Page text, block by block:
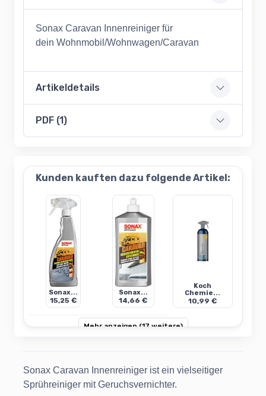
Sonax Caravan Innenreiniger für
dein Wohnmobil/Wohnwagen/Caravan
Artikeldetails
PDF (1)
Kunden kauften dazu folgende Artikel:
Sonax...
15,25 €
Sonax...
14,66 €
Koch
Chemie...
10,99 €
Mehr anzeigen (17 weitere)
Sonax Caravan Innenreiniger ist ein vielseitiger
Sprühreiniger mit Geruchsvernichter.